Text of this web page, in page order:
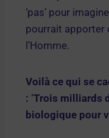
‘pas’ pour
pourrait apporter
l’Homme.
Voilà ce qui se
: ‘Trois milliards
biologique pour